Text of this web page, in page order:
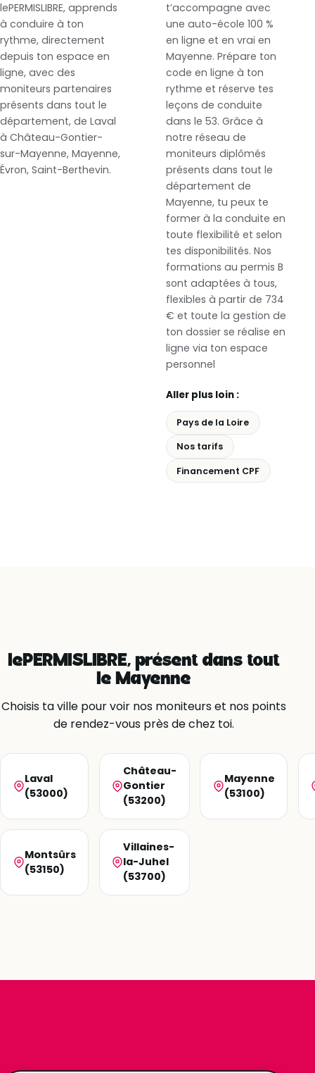
lePERMISLIBRE, apprends
à conduire à ton
rythme, directement
depuis ton espace en
ligne, avec des
moniteurs partenaires
présents dans tout le
département, de Laval
à Château-Gontier-
sur-Mayenne, Mayenne,
Évron, Saint-Berthevin.
t’accompagne avec
une auto-école 100 %
en ligne et en vrai en
Mayenne. Prépare ton
code en ligne à ton
rythme et réserve tes
leçons de conduite
dans le 53. Grâce à
notre réseau de
moniteurs diplômés
présents dans tout le
département de
Mayenne, tu peux te
former à la conduite en
toute flexibilité et selon
tes disponibilités. Nos
formations au permis B
sont adaptées à tous,
flexibles à partir de 734
€ et toute la gestion de
ton dossier se réalise en
ligne via ton espace
personnel
Aller plus loin :
Pays de la Loire
Nos tarifs
Financement CPF
lePERMISLIBRE, présent dans tout
le Mayenne
Choisis ta ville pour voir nos moniteurs et nos points
de rendez-vous près de chez toi.
Laval
(53000)
Château-
Gontier
(53200)
Mayenne
(53100)
Montsûrs
(53150)
Villaines-
la-Juhel
(53700)